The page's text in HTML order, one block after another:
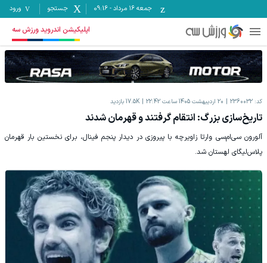
جمعه ۱۶ مرداد -
09:16 جستجو ورود
اپلیکیشن اندروید ورزش سه
کد: 2360032 20 اردیبهشت 1405 ساعت 22:42 17.5K بازدید
تاریخ‌سازی بزرگ: انتقام گرفتند و قهرمان شدند
آلورون سی‌ام‌سی وارتا زاویرچه با پیروزی در دیدار پنجم فینال، برای نخستین بار قهرمان
پلاس‌لیگای لهستان شد.